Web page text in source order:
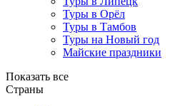
Туры в Орёл
Туры в Тамбов
Туры на Новый год
Майские праздники
Показать все
Страны